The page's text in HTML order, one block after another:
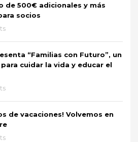
de 500€ adicionales y más
socios
“Familias con Futuro”, un
cuidar la vida y educar el
de vacaciones! Volvemos en